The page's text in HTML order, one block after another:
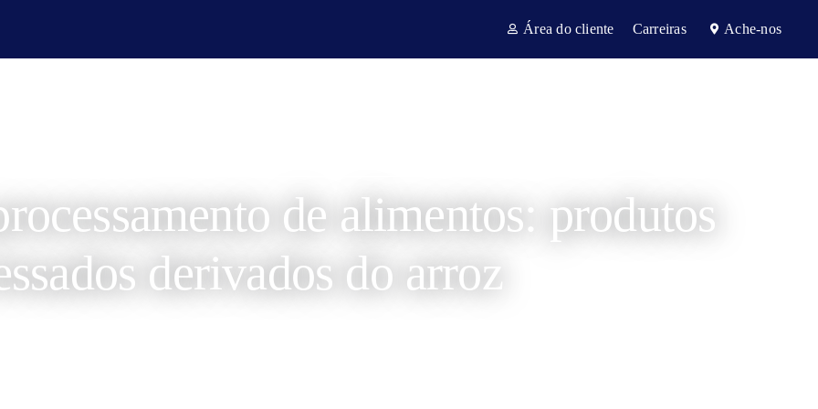
Área do cliente Carreiras Ache-nos
de alimentos: produtos
derivados do arroz